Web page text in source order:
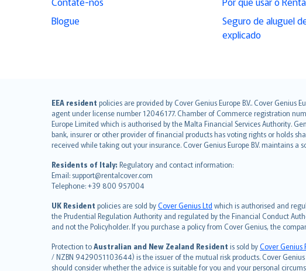
Blogue
Seguro de aluguel
explicado
EEA resident policies are provided by Cover Genius Europe B.V.. Cover
agent under license number 12046177. Chamber of Commerce registration
Europe Limited which is authorised by the Malta Financial Services Authority.
bank, insurer or other provider of financial products has voting rights or holds
received while taking out your insurance. Cover Genius Europe B.V. maintains a
Residents of Italy: Regulatory and contact information:
Email: support@rentalcover.com
Telephone: +39 800 957004
UK Resident policies are sold byCover Genius Ltd which is authorised and
the Prudential Regulation Authority and regulated by the Financial Conduct
and not the Policyholder. If you purchase a policy from Cover Genius, the
Protection toAustralian and New Zealand Resident is sold byCover Genius
/ NZBN 9429051103644) is the issuer of the mutual risk products. Cover
should consider whether the advice is suitable for you and your personal
English (UK)
English (US)
Deutsch
français
Nederlands
español
italiano
简体中文
繁體中文
Português
polski
עברית